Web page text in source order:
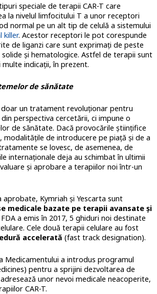
speciale de terapii CAR-T care
la nivelul limfocitului T a unor receptori
normal pe un alt tip de celulă a sistemului
killer. Acestor receptori le pot corespunde
de liganzi care sunt exprimați de peste
și hematologice. Astfel de terapii sunt
indicații, în prezent.
de sănătate
doar un tratament revoluționar pentru
perspectiva cercetării, ci impune o
de sănătate. Dacă provocările științifice
modalitățile de introducere pe piață și de a
se lovesc, de asemenea, de
internaționale deja au schimbat în ultimii
și aprobare a terapiilor noi într-un
aprobate, Kymriah și Yescarta sunt
medicale bazate pe terapii avansate și
FDA a emis în 2017, 5 ghiduri noi destinate
Cele două terapii celulare au fost
accelerată (fast track designation).
Medicamentului a introdus programul
pentru a sprijini dezvoltarea de
unor nevoi medicale neacoperite,
CAR-T.